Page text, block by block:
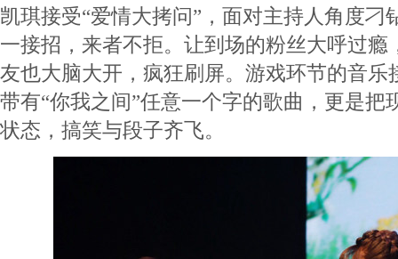
凯琪接受“爱情大拷问”，面对主持人角度刁
一接招，来者不拒。让到场的粉丝大呼过瘾
友也大脑大开，疯狂刷屏。游戏环节的音乐
带有“你我之间”任意一个字的歌曲，更是把
状态，搞笑与段子齐飞。